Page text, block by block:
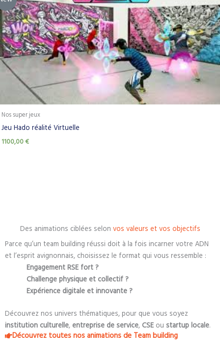
Nos super jeux
Jeu Hado réalité Virtuelle
1100,00€
Des animations ciblées selon vos valeurs et vos objectifs
Parce qu’un team building réussi doit à la fois incarner votre ADN
et l’esprit avignonnais, choisissez le format qui vous ressemble :
Engagement RSE fort ?
Challenge physique et collectif ?
Expérience digitale et innovante ?
Découvrez nos univers thématiques, pour que vous soyez
institution culturelle, entreprise de service, CSE ou startup locale.
Découvrez toutes nos animations de Team building